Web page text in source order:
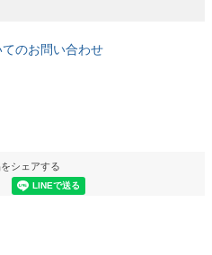
のお問い合わせ
シェアする